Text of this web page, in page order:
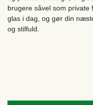
brugere såvel som private
glas i dag, og gør din
og stilfuld.